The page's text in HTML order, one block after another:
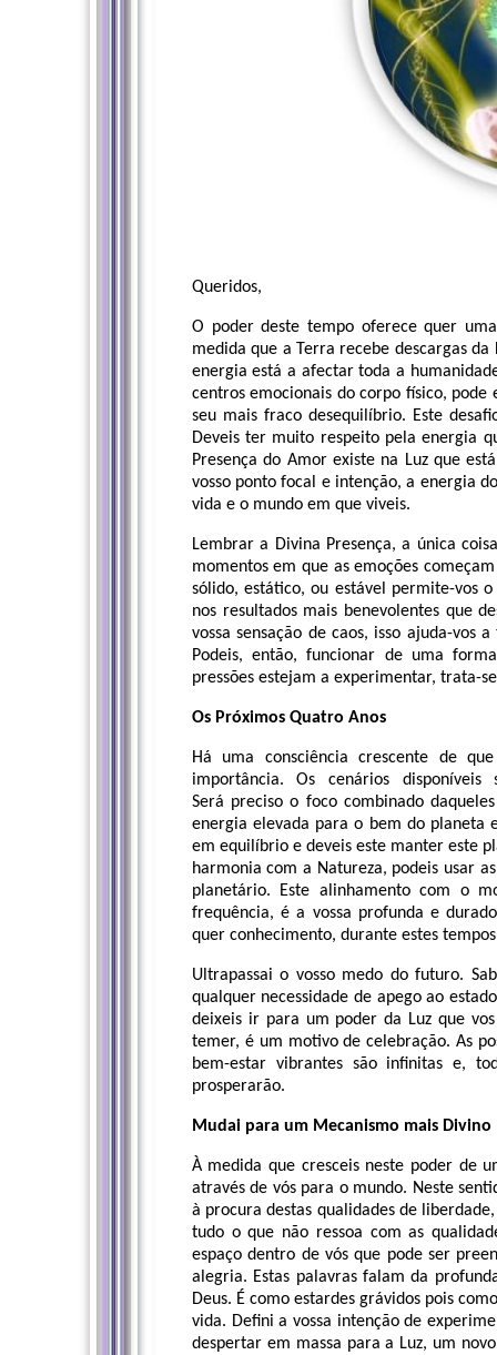
Queridos,
O poder deste tempo oferece quer
medida que a Terra recebe descargas
energia está a afectar toda a
centros emocionais do corpo físico,
seu mais fraco desequilíbrio. Este
Deveis ter muito respeito pela energia
Presença do Amor existe na Luz que
vosso ponto focal e intenção, a energia
vida e o mundo em que viveis.
Lembrar a Divina Presença, a única
momentos em que as emoções
sólido, estático, ou estável permite-vos
nos resultados mais benevolentes que
vossa sensação de caos, isso ajuda-vos
Podeis, então, funcionar de uma
pressões estejam a experimentar, trata-
Os Próximos Quatro Anos
Há uma consciência crescente de
importância. Os cenários
Será preciso o foco combinado
energia elevada para o bem do planeta
em equilíbrio e deveis este manter este
harmonia com a Natureza, podeis usar
planetário. Este alinhamento com o
frequência, é a vossa profunda e
quer conhecimento, durante estes
Ultrapassai o vosso medo do futuro.
qualquer necessidade de apego ao
deixeis ir para um poder da Luz que
temer, é um motivo de celebração. As
bem-estar vibrantes são infinitas e,
prosperarão.
Mudai para um Mecanismo mais Divino
À medida que cresceis neste poder de
através de vós para o mundo. Neste
à procura destas qualidades de
tudo o que não ressoa com as
espaço dentro de vós que pode ser
alegria. Estas palavras falam da
Deus. É como estardes grávidos pois
vida. Defini a vossa intenção de
despertar em massa para a Luz, um